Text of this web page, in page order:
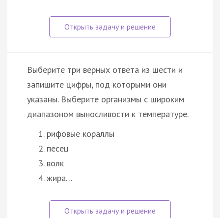
Выберите три верных ответа из шести и
запишите цифры, под которыми они
указаны. Выберите организмы с широким
диапазоном выносливости к температуре.
рифовые кораллы
песец
волк
жира…